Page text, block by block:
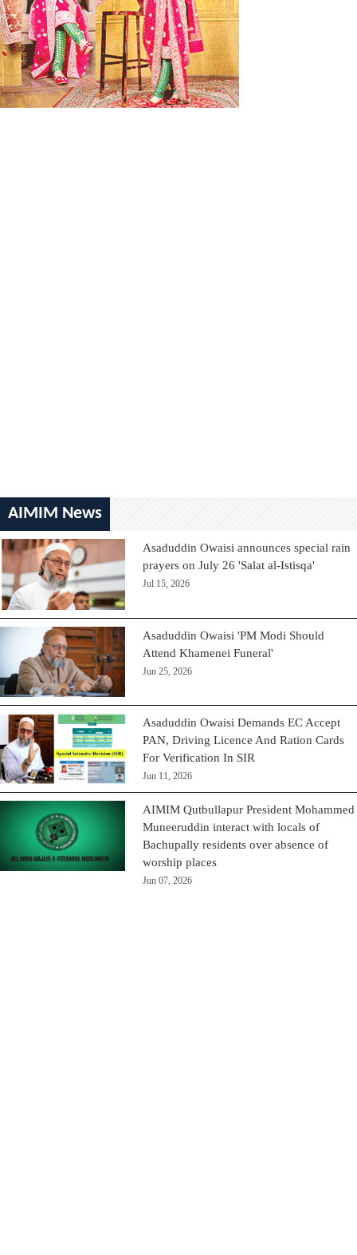
AIMIM News
Asaduddin Owaisi announces special rain
prayers on July 26 'Salat al-Istisqa'
Jul 15, 2026
Asaduddin Owaisi 'PM Modi Should
Attend Khamenei Funeral'
Jun 25, 2026
Asaduddin Owaisi Demands EC Accept
PAN, Driving Licence And Ration Cards
For Verification In SIR
Jun 11, 2026
AIMIM Qutbullapur President Mohammed
Muneeruddin interact with locals of
Bachupally residents over absence of
worship places
Jun 07, 2026